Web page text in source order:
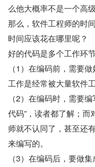
么他大概率不是一个高
那么，软件工程师的时
时间应该花在哪里呢？
好的代码是多个工作环
（1）在编码前，需要
工作是经常被大量软件
（2）在编码时，需要
代码”，读者都了解；而
师就不认同了，甚至还
来编写的。
（3）在编码后，要做